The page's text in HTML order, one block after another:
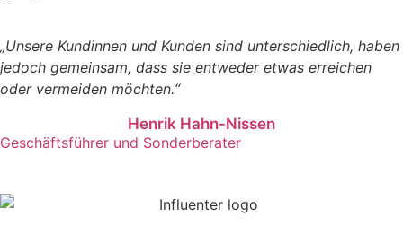
„Unsere Kundinnen und Kunden sind unterschiedlich, haben
jedoch gemeinsam, dass sie entweder etwas erreichen
oder vermeiden möchten.“
Henrik Hahn-Nissen
Geschäftsführer und Sonderberater